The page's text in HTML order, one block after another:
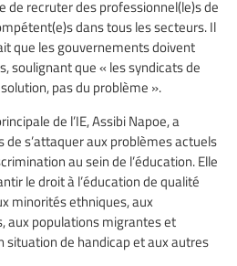
de recruter des professionnel(le)s de
dans tous les secteurs. Il
que les gouvernements doivent
soulignant que « les syndicats de
pas du problème ».
de l’IE, Assibi Napoe, a
s’attaquer aux problèmes actuels
au sein de l’éducation. Elle
le droit à l’éducation de qualité
minorités ethniques, aux
aux populations migrantes et
situation de handicap et aux autres